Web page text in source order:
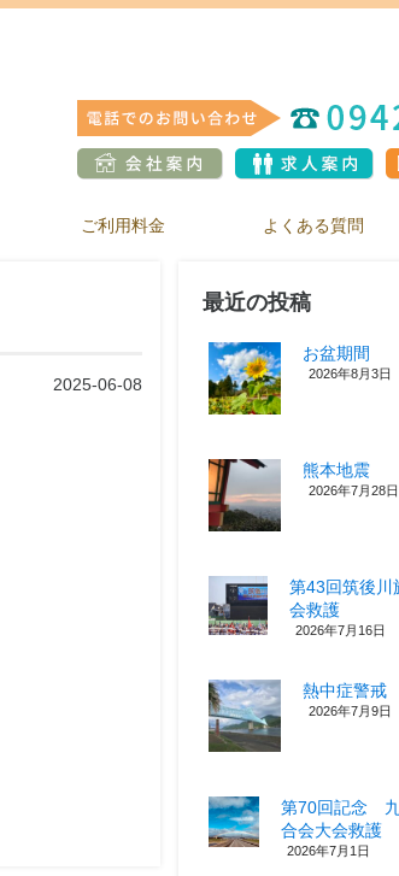
ご利用料金 よくある質問
2025-06-08
最近の投稿
お盆期間
2026年8月3日
熊本地震
2026年7月28日
第43回筑後川
会救護
2026年7月16日
熱中症警戒
2026年7月9日
第70回記念 九
合会大会救護
2026年7月1日